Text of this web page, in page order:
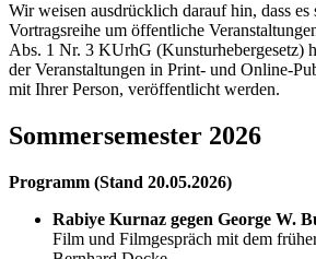
Wir weisen ausdrücklich darauf hin, dass es
Vortragsreihe um öffentliche
Abs. 1 Nr. 3 KUrhG (Kunsturhebergesetz)
der Veranstaltungen in Print- und Online-
mit Ihrer Person, veröffentlicht werden.
Sommersemester 2026
Programm (Stand 20.05.2026)
Rabiye Kurnaz gegen George W.
Film und Filmgespräch mit dem